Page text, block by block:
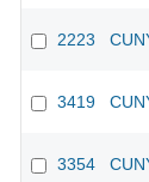
2223
3419
3354